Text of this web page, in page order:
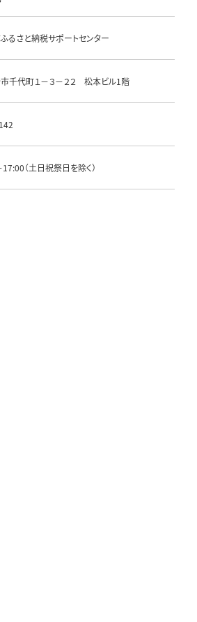
るさと納税サポートセンター
千代町１－３－２２ 松本ビル1階
（土日祝祭日を除く）